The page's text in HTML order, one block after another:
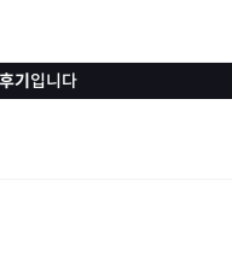
기입니다